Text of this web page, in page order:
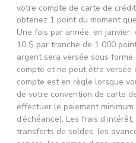
votre compte de carte de
obtenez 1 point du moment
Une fois par année, en
10 $ par tranche de 1 000
argent sera versée sous
compte et ne peut être versée
compte est en règle lorsque
de votre convention de carte
effectuer le paiement
d’échéance). Les frais
transferts de soldes, les